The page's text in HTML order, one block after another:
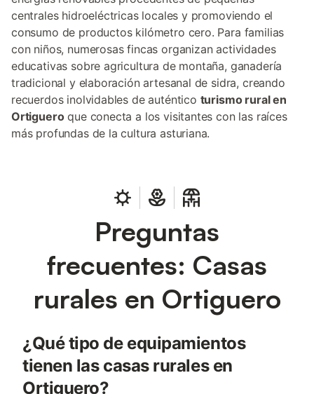
centrales hidroeléctricas locales y promoviendo el
consumo de productos kilómetro cero. Para familias
con niños, numerosas fincas organizan actividades
educativas sobre agricultura de montaña, ganadería
tradicional y elaboración artesanal de sidra, creando
recuerdos inolvidables de auténtico turismo rural en
Ortigueroque conecta a los visitantes con las raíces
más profundas de la cultura asturiana.
Preguntas
frecuentes: Casas
rurales en Ortiguero
¿Qué tipo de equipamientos
tienen las casas rurales en
Ortiguero?